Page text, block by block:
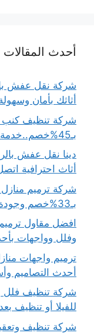
أحدث المقالات
أثاثك بأمان
شركة تنظيف كنب
بـ45%خصم..خدمة غسيل الكنب100% اتصل بنا
أثاث احترافية
شركة ترميم
بـ33%خصم وجودة مضمونة100%اتصل الان
وفلل وواجهات
ترميم واجهات
أحدث التصاميم
للفيلا أو تنظيف